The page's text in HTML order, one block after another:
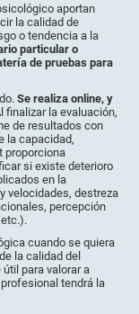
aportan
la calidad de
o tendencia a la
particular o
de pruebas para
Se realiza online, y
finalizar la evaluación,
de resultados con
la capacidad,
proporciona
si existe deterioro
en la
velocidades, destreza
percepción
cuando se quiera
la calidad del
para valorar a
tendrá la